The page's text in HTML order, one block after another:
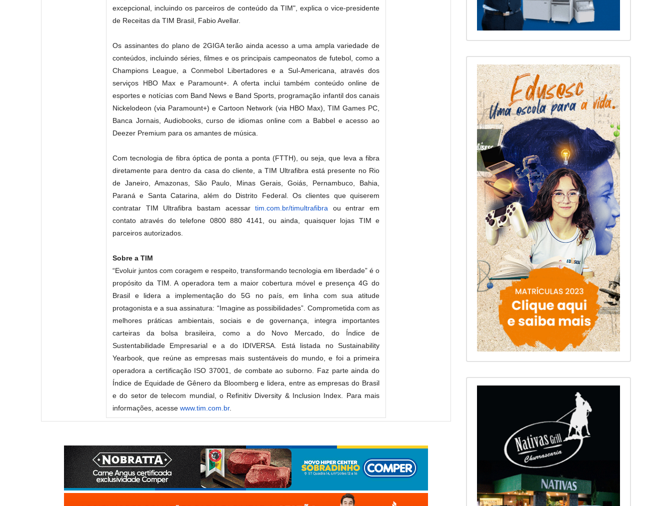
excepcional, incluindo os parceiros de conteúdo da TIM", explica o vice-presidente
de Receitas da TIM Brasil, Fabio Avellar.
Os assinantes do plano de 2GIGA terão ainda acesso a uma ampla variedade de
conteúdos, incluindo séries, filmes e os principais campeonatos de futebol, como a
Champions League, a Conmebol Libertadores e a Sul-Americana, através dos
serviços HBO Max e Paramount+. A oferta inclui também conteúdo online de
esportes e notícias com Band News e Band Sports, programação infantil dos canais
Nickelodeon (via Paramount+) e Cartoon Network (via HBO Max), TIM Games PC,
Banca Jornais, Audiobooks, curso de idiomas online com a Babbel e acesso ao
Deezer Premium para os amantes de música.
Com tecnologia de fibra óptica de ponta a ponta (FTTH), ou seja, que leva a fibra
diretamente para dentro da casa do cliente, a TIM Ultrafibra está presente no Rio
de Janeiro, Amazonas, São Paulo, Minas Gerais, Goiás, Pernambuco, Bahia,
Paraná e Santa Catarina, além do Distrito Federal. Os clientes que quiserem
contratar TIM Ultrafibra bastam acessartim.com.br/timultrafibra ou entrar em
contato através do telefone 0800 880 4141, ou ainda, quaisquer lojas TIM e
parceiros autorizados.
Sobre a TIM
“Evoluir juntos com coragem e respeito, transformando tecnologia em liberdade” é o
propósito da TIM. A operadora tem a maior cobertura móvel e presença 4G do
Brasil e lidera a implementação do 5G no país, em linha com sua atitude
protagonista e a sua assinatura: “Imagine as possibilidades”. Comprometida com as
melhores práticas ambientais, sociais e de governança, integra importantes
carteiras da bolsa brasileira, como a do Novo Mercado, do Índice de
Sustentabilidade Empresarial e a do IDIVERSA. Está listada no Sustainability
Yearbook, que reúne as empresas mais sustentáveis do mundo, e foi a primeira
operadora a certificação ISO 37001, de combate ao suborno. Faz parte ainda do
Índice de Equidade de Gênero da Bloomberg e lidera, entre as empresas do Brasil
e do setor de telecom mundial, o Refinitiv Diversity & Inclusion Index. Para mais
informações, acesse www.tim.com.br.